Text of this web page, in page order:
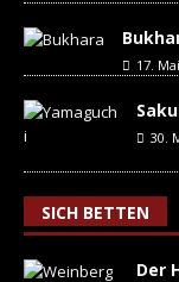
17.
30.
SICH BETTEN
Der